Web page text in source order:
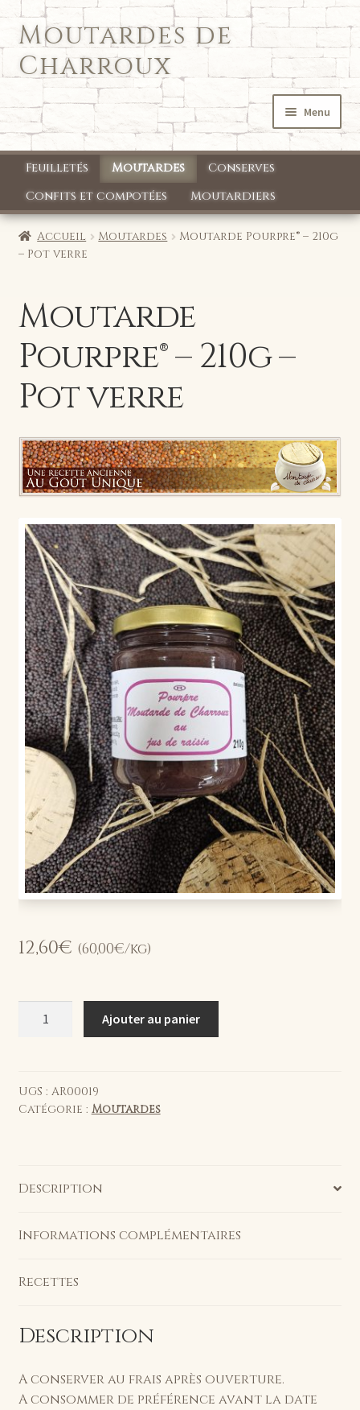
Aller
à
la
navigation
Aller
au
contenu
Moutardes de
Charroux
Menu
Accueil
Qui sommes nous ?
Mon compte
Feuilletés Moutardes
Conserves
Confits et compotées
Moutardiers
Accueil Moutardes
Moutarde Pourpre® – 210g
– Pot verre
Moutarde
Pourpre® – 210g –
Pot verre
12,60€ (60,00€/kg)
-
210g
Ajouter au panier
UGS : AR00019
Catégorie : Moutardes
Description
Informations complémentaires
Recettes
Description
A conserver au frais après ouverture.
A consommer de préférence avant la date